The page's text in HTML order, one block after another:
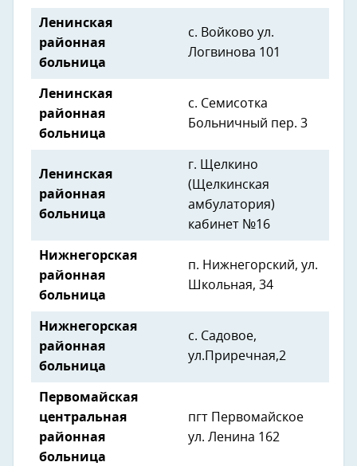
Ленинская
районная
больница
с. Войково ул.
Логвинова 101
Ленинская
районная
больница
с. Семисотка
Больничный пер. 3
Ленинская
районная
больница
г. Щелкино
(Щелкинская
амбулатория)
кабинет №16
Нижнегорская
районная
больница
п. Нижнегорский, ул.
Школьная, 34
Нижнегорская
районная
больница
с. Садовое,
ул.Приречная,2
Первомайская
центральная
районная
больница
пгт Первомайское
ул. Ленина 162